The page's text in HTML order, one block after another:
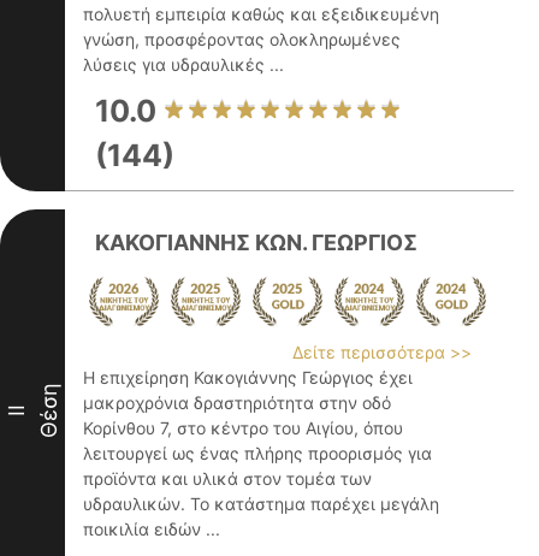
πολυετή εμπειρία καθώς και εξειδικευμένη
γνώση, προσφέροντας ολοκληρωμένες
λύσεις για υδραυλικές ...
10.0
(144)
II Θέση
ΚΑΚΟΓΙΑΝΝΗΣ ΚΩΝ. ΓΕΩΡΓΙΟΣ
Δείτε περισσότερα >>
Η επιχείρηση Κακογιάννης Γεώργιος έχει
μακροχρόνια δραστηριότητα στην οδό
Κορίνθου 7, στο κέντρο του Αιγίου, όπου
λειτουργεί ως ένας πλήρης προορισμός για
προϊόντα και υλικά στον τομέα των
υδραυλικών. Το κατάστημα παρέχει μεγάλη
ποικιλία ειδών ...